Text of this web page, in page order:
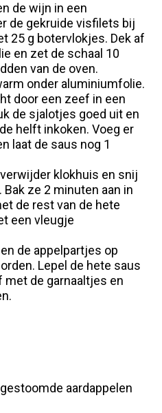
de wijn in een
de gekruide visfilets bij
25 g botervlokjes. Dek af
en zet de schaal 10
van de oven.
onder aluminiumfolie.
door een zeef in een
de sjalotjes goed uit en
helft inkoken. Voeg er
laat de saus nog 1
verwijder klokhuis en snij
ze 2 minuten aan in
de rest van de hete
een vleugje
de appelpartjes op
Lepel de hete saus
met de garnaaltjes en
aardappelen